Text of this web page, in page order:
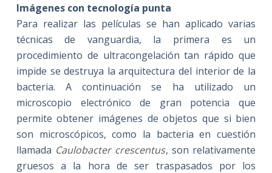
Imágenes con tecnología punta
Para realizar las películas se han aplicado varias
técnicas de vanguardia, la primera es un
procedimiento de ultracongelación tan rápido que
impide se destruya la arquitectura del interior de la
bacteria. A continuación se ha utilizado un
microscopio electrónico de gran potencia que
permite obtener imágenes de objetos que si bien
son microscópicos, como la bacteria en cuestión
llamada Caulobacter crescentus, son relativamente
gruesos a la hora de ser traspasados por los